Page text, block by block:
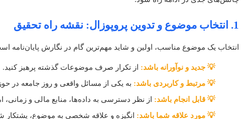
1. انتخاب موضوع و تدوین پروپوزال: نقشه راه تحقیق
انتخاب یک موضوع مناسب، اولین و شاید مهم‌ترین گام در نگارش پایان‌نامه
💡 جدید و نوآورانه باشد: از تکرار صرف موضوعات گذشته پرهیز کنید.
💡 مرتبط و کاربردی باشد: به یکی از مسائل واقعی و روز جامعه در
💡 قابل انجام باشد: از نظر دسترسی به داده‌ها، منابع مالی و زمانی،
💡 مورد علاقه شما باشد: انگیزه و علاقه شخصی به موضوع،